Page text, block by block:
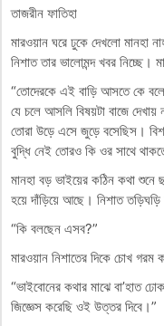
তাজরীন ফাতিহা
মারওয়ান ঘরে ঢুকে দেখলো মানহা
নিশাত তার ভালোমন্দ খবর নিচ্ছে।
“তোদেরকে এই বাড়ি আসতে কে
যে চলে আসলি বিষয়টা বাজে
তোরা উড়ে এসে জুড়ে বসেছিস।
বুদ্ধি নেই তোরও কি ওর সাথে
মানহা বড় ভাইয়ের কঠিন কথা
হয়ে দাঁড়িয়ে আছে। নিশাত
“কি বলছেন এসব?”
মারওয়ান নিশাতের দিকে চোখ গরম
“ভাইবোনের কথার মাঝে বা’হাত
জিজ্ঞেস করেছি ওই উত্তর দিবে।”